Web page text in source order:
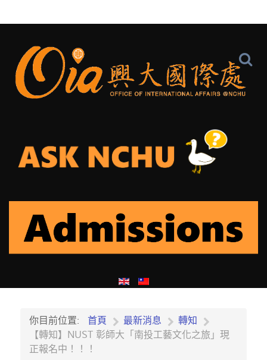
你目前位置: 首頁 最新消息
轉知
【轉知】NUST 彰師大「南投工藝文化之旅」現
正報名中！！！